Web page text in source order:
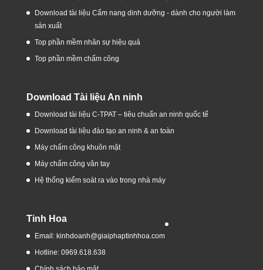
Download tài liệu Cẩm nang dinh dưỡng - dành cho người làm
sản xuất
Top phần mềm nhân sự hiệu quả
Top phần mềm chấm công
Download Tài liệu An ninh
Download tài liệu C-TPAT – tiêu chuẩn an ninh quốc tế
Download tài liệu đào tạo an ninh & an toàn
Máy chấm công khuôn mặt
Máy chấm công vân tay
Hệ thống kiểm soát ra vào trong nhà máy
Tinh Hoa
Email: kinhdoanh@giaiphaptinhhoa.com
Hotline: 0969.618.638